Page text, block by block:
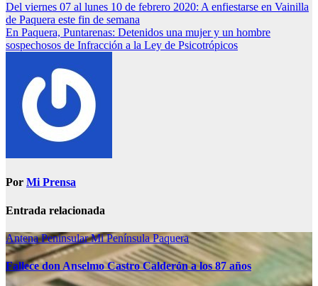
Del viernes 07 al lunes 10 de febrero 2020: A enfiestarse en Vainilla
de Paquera este fin de semana
En Paquera, Puntarenas: Detenidos una mujer y un hombre
sospechosos de Infracción a la Ley de Psicotrópicos
Por Mi Prensa
Entrada relacionada
Antena PeninsularMi PenínsulaPaquera
Fallece don Anselmo Castro Calderón a los 87 años